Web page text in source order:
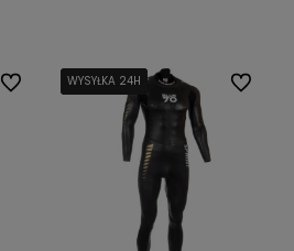
Do ulubionychWYSYŁKA 24H
WYSYŁKA 24H
WYSYŁKA 24H Do